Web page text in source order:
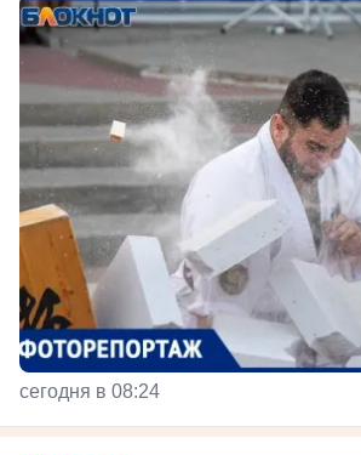
сегодня в 08:24